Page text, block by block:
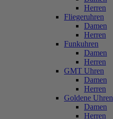
Herren
Fliegeruhren
Damen
Herren
Funkuhren
Damen
Herren
GMT Uhren
Damen
Herren
Goldene Uhren
Damen
Herren